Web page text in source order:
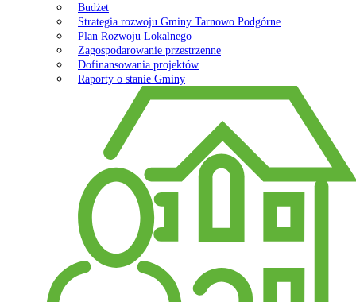
Budżet
Strategia rozwoju Gminy Tarnowo Podgórne
Plan Rozwoju Lokalnego
Zagospodarowanie przestrzenne
Dofinansowania projektów
Raporty o stanie Gminy